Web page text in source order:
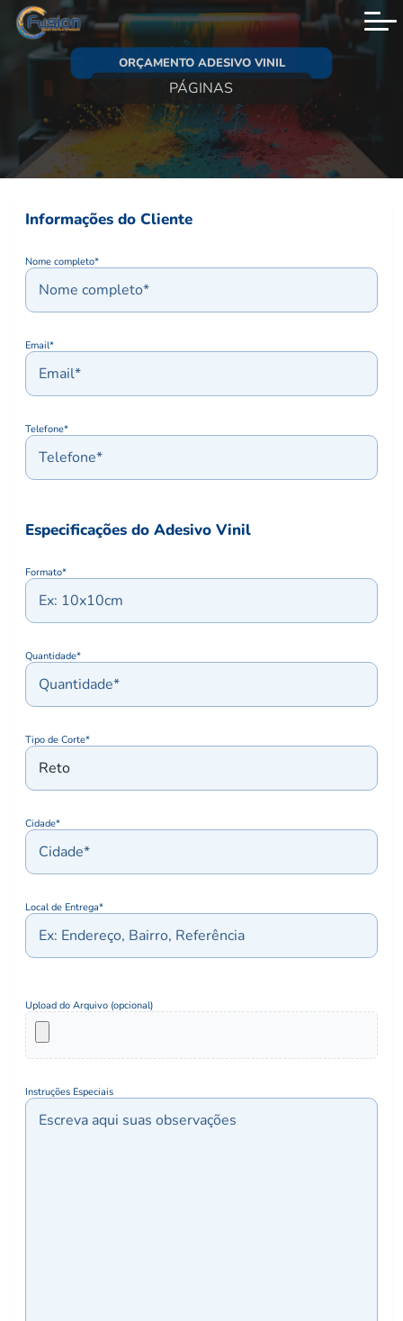
Menu principal
ORÇAMENTO ADESIVO VINIL
PÁGINAS
Informações do Cliente
Nome completo*
Email*
Telefone*
Especificações do Adesivo Vinil
Formato*
Quantidade*
Tipo de Corte*
Cidade*
Local de Entrega*
Upload do Arquivo (opcional)
Instruções Especiais